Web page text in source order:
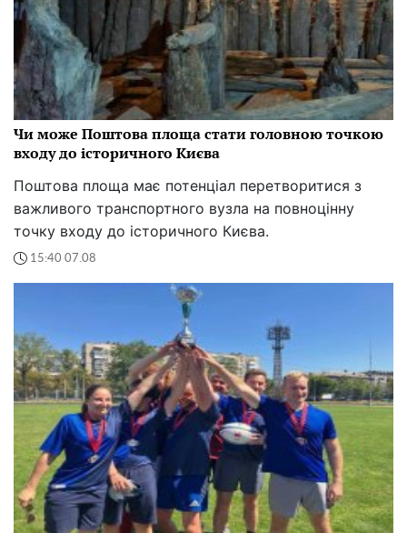
Чи може Поштова площа стати головною точкою
входу до історичного Києва
Поштова площа має потенціал перетворитися з
важливого транспортного вузла на повноцінну
точку входу до історичного Києва.
15:40 07.08